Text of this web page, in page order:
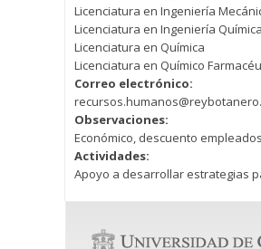
Licenciatura en Ingeniería
Licenciatura en Ingeniería Química
Licenciatura en Química
Licenciatura en Químico
Correo electrónico:
Observaciones:
Económico, descuento
Actividades:
Apoyo a desarrollar estrategias